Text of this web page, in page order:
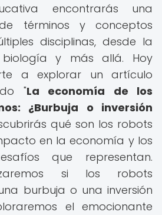
encontrarás una
términos y conceptos
disciplinas, desde la
y más allá. Hoy
a explorar un artículo
"La economía de los
¿Burbuja o inversión
qué son los robots
en la economía y los
que representan.
si los robots
burbuja o una inversión
el emocionante